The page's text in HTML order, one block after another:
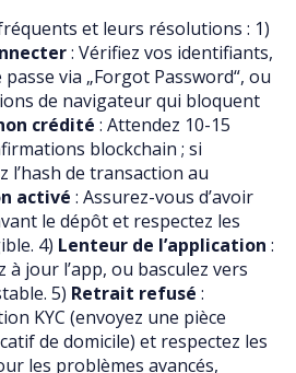
et leurs résolutions : 1)
: Vérifiez vos identifiants,
via „Forgot Password“, ou
de navigateur qui bloquent
crédité : Attendez 10-15
blockchain ; si
de transaction au
activé : Assurez-vous d’avoir
le dépôt et respectez les
4) Lenteur de l’application :
à jour l’app, ou basculez vers
5) Retrait refusé :
KYC (envoyez une pièce
de domicile) et respectez les
les problèmes avancés,